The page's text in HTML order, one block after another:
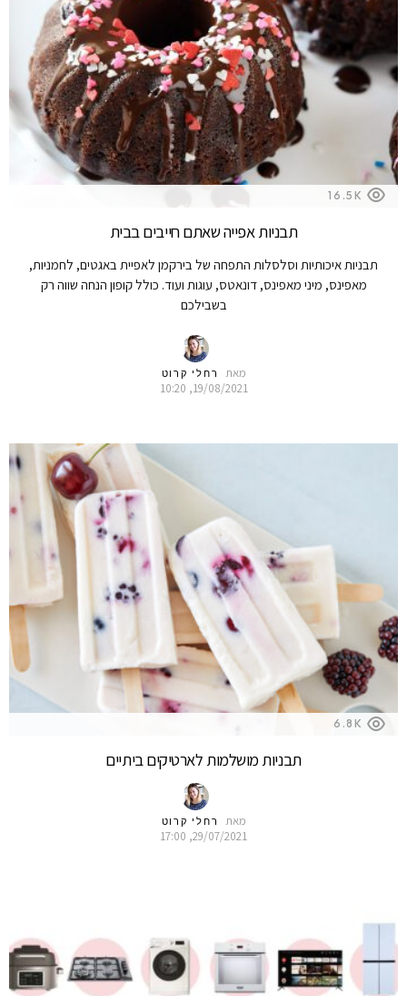
16.5K
תבניות אפייה שאתם חייבים בבית
תבניות איכותיות וסלסלות התפחה של בירקמן לאפיית באגטים, לחמניות,
מאפינס, מיני מאפינס, דונאטס, עוגות ועוד. כולל קופון הנחה שווה רק
בשבילכם
מאת רחלי קרוט
19/08/2021, 10:20
6.8K
תבניות מושלמות לארטיקים ביתיים
מאת רחלי קרוט
29/07/2021, 17:00